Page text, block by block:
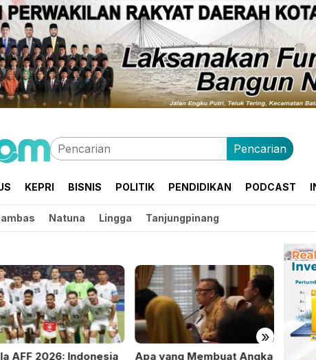
Pencarian
KEPRI BISNIS POLITIK PENDIDIKAN PODCAST
Natuna Lingga Tanjungpinang
»
AFF 2026: Indonesia
Apa yang Membuat Angka